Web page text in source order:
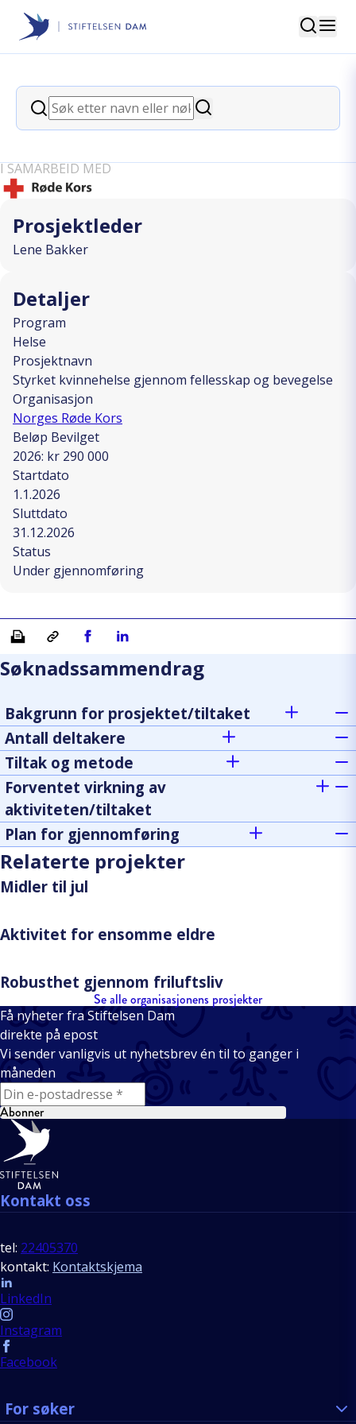
Stiftelsen Dam
Søk
Søk
Søk
back
Styrket kvinnehelse gjennom
I SAMARBEID MED
Prosjektleder
Lene Bakker
Detaljer
Program
Helse
Prosjektnavn
Styrket kvinnehelse gjennom fellesskap og bevegelse
Organisasjon
Norges Røde Kors
Beløp Bevilget
2026: kr 290 000
Startdato
1.1.2026
Sluttdato
31.12.2026
Status
Under gjennomføring
Skriv ut Kopiera länkDel på Facebook
Del på Linkedin
Søknadssammendrag
Bakgrunn for prosjektet/tiltaket
Antall deltakere
Tiltak og metode
Forventet virkning av
aktiviteten/tiltaket
Plan for gjennomføring
Relaterte projekter
Midler til jul
Aktivitet for ensomme eldre
Robusthet gjennom friluftsliv
Se alle organisasjonens prosjekter
Få nyheter fra Stiftelsen Dam
direkte på epost
Vi sender vanligvis ut nyhetsbrev én til to ganger i
måneden
E-mail
Abonner
Bunntekst
Kontakt oss
tel: 22405370
kontakt: Kontaktskjema
Follow us
LinkedIn
Instagram
Facebook
For søker